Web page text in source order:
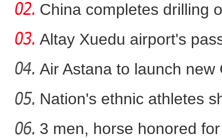
国产汽车“逐鹿”环塔赛场
China completes drilling
Altay Xuedu airport's
mo
Air Astana to launch
Nation's ethnic athletes
3 men, horse honored